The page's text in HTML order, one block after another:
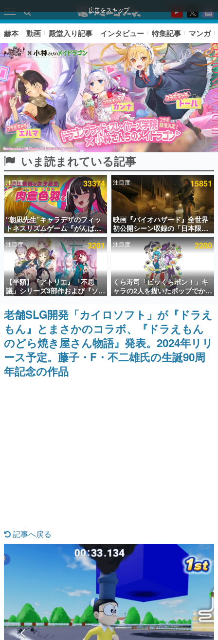
広告をスキップ
ピックアップ
電ファミのいま読まれている記事ランキング
アプリセール情報
インタビュー
連載・特集一覧
殿堂入り記事
SNS拡散数が数千以上！ ページビュー数万以上！ などな
ど。多くの人々に読まれた、電ファミ渾身の“殿堂入り”記
事をまとめました。
ゲームの企画書
名作ゲームクリエイターの方々に製作時のエピソードをお
聞きし、ヒットする企画（ゲーム）とは何か？を探ってい
きます。
赫本
この物語を解いてはいけない。『赫本』は、〈試験問題〉
の形をした短編ホラー小説集です。
なんでゲームは面白い？
ゲーム開発者・hamatsu氏がゲームの魅力を画面や操作の
具体的な形から解き明かしていく、硬派で骨太な評論連載
です。
ゲームが変えた日本語
「経験値」「裏技」「ラスボス」… ゲームにまつわる言葉
の起源や用法の変遷を、コンピューター文化史研究家・タ
イニーP氏が徹底調査。
カテゴリ
赫本 動画 殿堂入り記事 インタビュー 特集記事 マンガ
いま読まれている記事
注目度 33374
“朝凪先生”キャラデザのフィッ
トネスリズムゲーム『がんば
れ！チアリズム』Steamストア
ページが公開。キャラクターの
CVは陽向葵ゅかさん
注目度 15851
映画『バイオハザード』全世界
初公開シーン収録の「日本限
定」予告映像が解禁。バイオの
日（8月10日）にあわせて、
「ラクーンシティ総合病院」へ
行く配達人の姿が披露
注目度 3201
【半額】『アトリエ』「不思
議」シリーズ3部作および『ソフ
ィーのアトリエ2』公式画集の
Kindle版が50%オフとなるセー
ルが開催中。各作品の設定画や
美麗なイラストの数々をふんだ
んに収録
注目度 2200
くら寿司「ビッくらポン！」キ
ャラの2人を描いたポップでかわ
いいコラボイラストが公開。コ
ラボイラストを使用した限定T
シャツ&ステッカーがアソビシ
ステム主催「Akaku展」にて販
売へ
老舗SLG開発「カイロソフト」が『ドラえ
もん』とまさかのコラボ、『ドラえもん
のどら焼き屋さん物語』発表。2024年リリ
ース予定。藤子・F・不二雄氏の生誕90周
年記念の作品
記事へ戻る